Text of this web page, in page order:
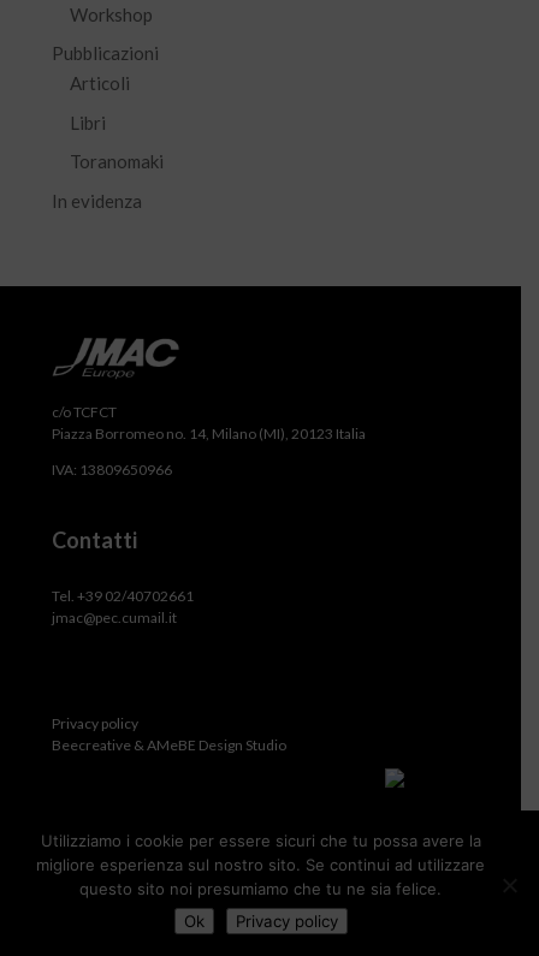
Workshop
Pubblicazioni
Articoli
Libri
Toranomaki
In evidenza
c/o TCFCT
Piazza Borromeo no. 14, Milano (MI), 20123 Italia
IVA: 13809650966
Contatti
Tel. +39 02/40702661
jmac@pec.cumail.it
Privacy policy
Beecreative & AMeBE Design Studio
JMA Consultants Inc.
Utilizziamo i cookie per essere sicuri che tu possa avere la
migliore esperienza sul nostro sito. Se continui ad utilizzare
questo sito noi presumiamo che tu ne sia felice.
Ok
Privacy policy